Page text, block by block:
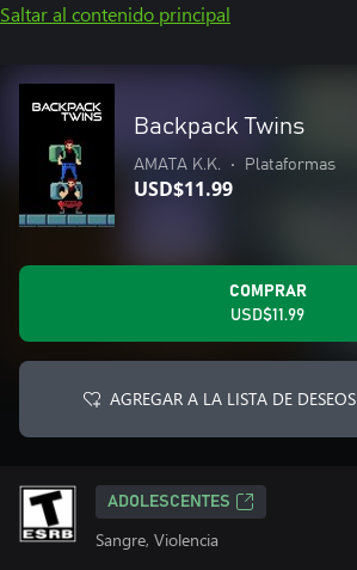
Saltar al contenido principal
Backpack Twins
AMATA K.K. • Plataformas
USD$11.99
COMPRAR
USD$11.99
AGREGAR A LA LISTA DE DESEOS
ADOLESCENTES
Sangre, Violencia